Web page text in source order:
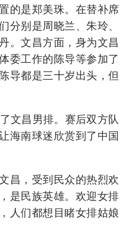
的是郑美珠。在替补席
分别是周晓兰、朱玲、
。文昌方面，身为文昌
委工作的陈导等参加了
导都是三十岁出头，但
昌男排。赛后双方队
海南球迷欣赏到了中国
，受到民众的热烈欢
是民族英雄。欢迎女排
人们都想目睹女排姑娘